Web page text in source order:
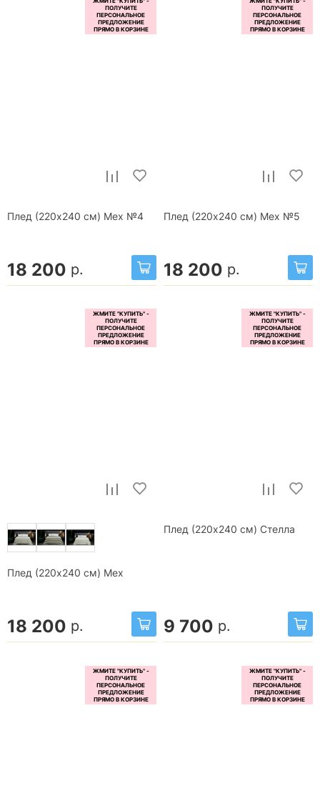
Плед (220x240 см) Мех №4
18 200 р.
Плед (220x240 см) Мех №5
18 200 р.
Плед (220x240 см) Мех
18 200 р.
Плед (220x240 см) Стелла
9 700 р.